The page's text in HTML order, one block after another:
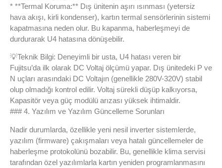
* **Termal Koruma:** Dış ünitenin aşırı ısınması (yetersiz
hava akışı, kirli kondenser), kartın termal sensörlerinin sistemi
kapatmasına neden olur. Bu kapanma, haberleşmeyi de
durdurarak U4 hatasına dönüşebilir.
💡Teknik Bilgi: Deneyimli bir usta, U4 hatası veren bir
Fujitsu’da ilk olarak DC Voltaj ölçümü yapar. Dış ünitedeki P ve
N uçları arasındaki DC Voltajın (genellikle 280V-320V) stabil
olup olmadığı kontrol edilir. Voltaj sürekli düşüp kalkıyorsa,
Kapasitör veya güç modülü arızası yüksek ihtimaldir.
### 4. Yazılım ve Yazılım Güncelleme Sorunları
Nadir durumlarda, özellikle yeni nesil inverter sistemlerde,
yazılım (firmware) çakışmaları veya hatalı güncellemeler de
haberleşme protokolünü bozabilir. Bu, genellikle klima servisi
tarafından özel yazılımlarla kartın yeniden programlanmasını